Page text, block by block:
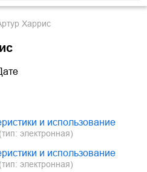
Харрис
и использование
(тип: электронная)
и использование
(тип: электронная)